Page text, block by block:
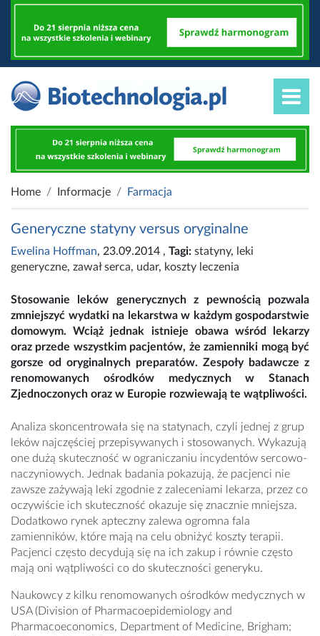
Home Informacje Farmacja
Generyczne statyny versus oryginalne
Ewelina Hoffman, 23.09.2014 , Tagi: statyny, leki
generyczne, zawał serca, udar, koszty leczenia
Stosowanie leków generycznych z pewnością pozwala
zmniejszyć wydatki na lekarstwa w każdym gospodarstwie
domowym. Wciąż jednak istnieje obawa wśród lekarzy
oraz przede wszystkim pacjentów, że zamienniki mogą być
gorsze od oryginalnych preparatów. Zespoły badawcze z
renomowanych ośrodków medycznych w Stanach
Zjednoczonych oraz w Europie rozwiewają te wątpliwości.
Analiza skoncentrowała się na statynach, czyli jednej z grup
leków najczęściej przepisywanych i stosowanych. Wykazują
one dużą skuteczność w ograniczaniu incydentów sercowo-
naczyniowych. Jednak badania pokazują, że pacjenci nie
zawsze zażywają leki zgodnie z zaleceniami lekarza, przez co
oczywiście ich skuteczność okazuje się znacznie mniejsza.
Dodatkowo rynek apteczny zalewa ogromna fala
zamienników, które mają na celu obniżyć koszty terapii.
Pacjenci często decydują się na ich zakup i równie często
mają oni wątpliwości co do skuteczności generyku.
Naukowcy z kilku renomowanych ośrodków medycznych w
USA (Division of Pharmacoepidemiology and
Pharmacoeconomics, Department of Medicine, Brigham;